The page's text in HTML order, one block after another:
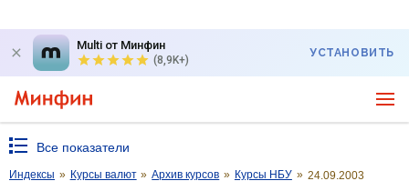
Multi от Минфин
(8,9K+)
УСТАНОВИТЬ
Все показатели
Индексы » Курсы валют » Архив курсов » Курсы НБУ » 24.09.2003